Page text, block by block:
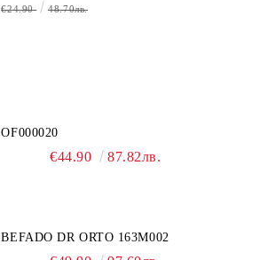
€24.90 48.70лв.
OF000020
€44.90 87.82лв.
BEFADO DR ORTO 163M002